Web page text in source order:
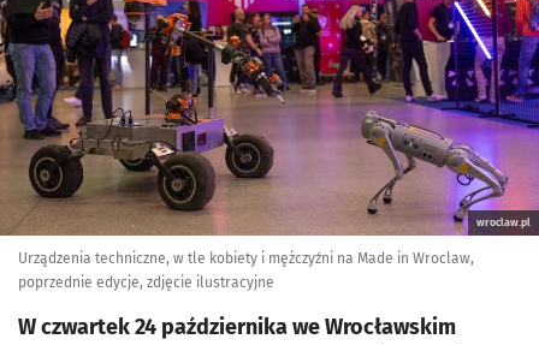
wroclaw.pl
Urządzenia techniczne, w tle kobiety i mężczyźni na Made in Wroclaw,
poprzednie edycje, zdjęcie ilustracyjne
W czwartek 24 października we Wrocławskim